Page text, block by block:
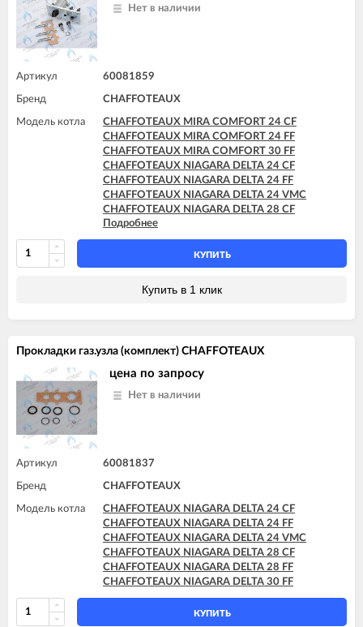
Нет в наличии
Артикул 60081859
Бренд CHAFFOTEAUX
Модель котла
CHAFFOTEAUX MIRA COMFORT 24 CF
CHAFFOTEAUX MIRA COMFORT 24 FF
CHAFFOTEAUX MIRA COMFORT 30 FF
CHAFFOTEAUX NIAGARA DELTA 24 CF
CHAFFOTEAUX NIAGARA DELTA 24 FF
CHAFFOTEAUX NIAGARA DELTA 24 VMC
CHAFFOTEAUX NIAGARA DELTA 28 CF
CHAFFOTEAUX NIAGARA DELTA 28 FF
CHAFFOTEAUX NIAGARA DELTA 30 FF
Подробнее
КУПИТЬ
Купить в 1 клик
Прокладки газ.узла (комплект) CHAFFOTEAUX
цена по запросу
Нет в наличии
Артикул 60081837
Бренд CHAFFOTEAUX
Модель котла
CHAFFOTEAUX NIAGARA DELTA 24 CF
CHAFFOTEAUX NIAGARA DELTA 24 FF
CHAFFOTEAUX NIAGARA DELTA 24 VMC
CHAFFOTEAUX NIAGARA DELTA 28 CF
CHAFFOTEAUX NIAGARA DELTA 28 FF
CHAFFOTEAUX NIAGARA DELTA 30 FF
КУПИТЬ